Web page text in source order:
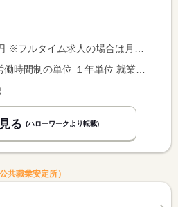
額（換算額）、パート求人の場合は時間額を表示しています。
る (ハローワークより転載)
共職業安定所）